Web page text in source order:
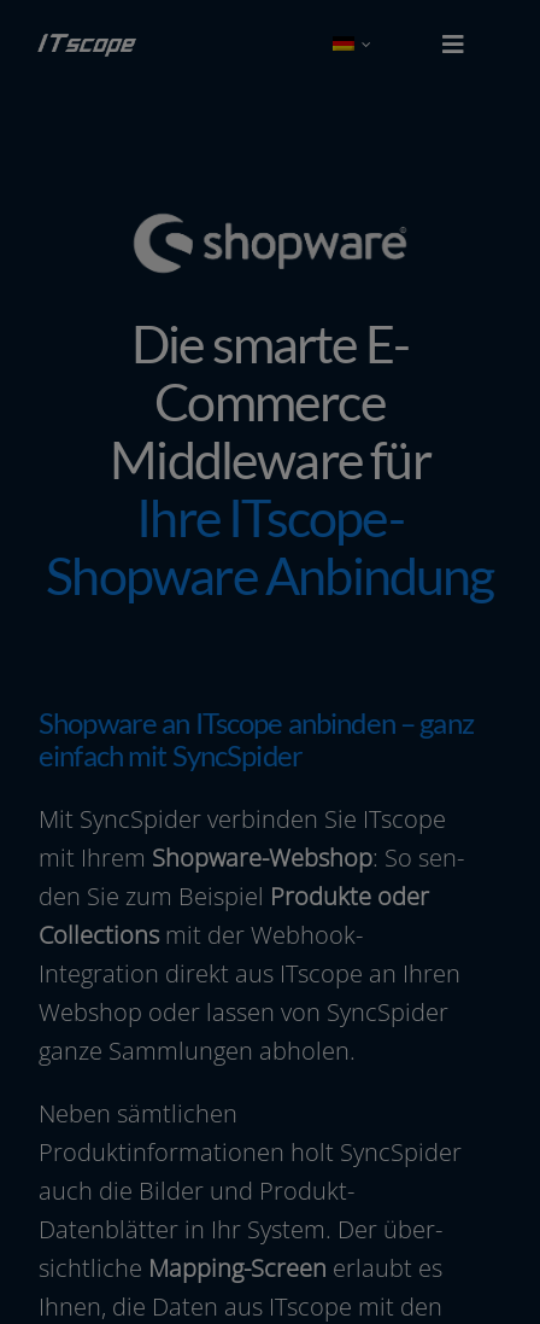
Inhalt
Toggle
Lösungen
SchnittstellenDie smarte E-
Commerce
Middleware für
Ihre ITscope-
Shopware Anbindung
Shopware an ITscope anbinden – ganz
einfach mit SyncSpider
Mit SyncSpider ver­bin­den Sie ITscope
mit Ihrem Shopware-Webshop: So sen­
den Sie zum Beispiel Produkte oder
Collectionsmit der Webhook-
Integration direkt aus ITscope an Ihren
Webshop oder las­sen von SyncSpider
gan­ze Sammlungen abholen.
Neben sämt­li­chen
Produktinformationen holt SyncSpider
auch die Bilder und Produkt-
Datenblätter in Ihr System. Der über­
sicht­li­che Mapping-Screen erlaubt es
Ihnen, die Daten aus ITscope mit den